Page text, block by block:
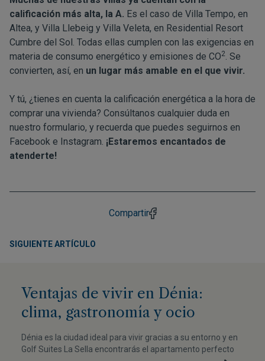
calificación más alta, la A. Es el caso de Villa Tempo, en
Altea, y Villa Llebeig y Villa Veleta, en Residential Resort
Cumbre del Sol. Todas ellas cumplen con las exigencias en
materia de consumo energético y emisiones de CO2. Se
convierten, así, en un lugar más amable en el que vivir.
Y tú, ¿tienes en cuenta la calificación energética a la hora de
comprar una vivienda? Consúltanos cualquier duda en
nuestro formulario, y recuerda que puedes seguirnos en
Facebook e Instagram. ¡Estaremos encantados de
atenderte!
Compartir
SIGUIENTE ARTÍCULO
Ventajas de vivir en Dénia:
clima, gastronomía y ocio
Dénia es la ciudad ideal para vivir gracias a su entorno y en
Golf Suites La Sella encontrarás el apartamento perfecto